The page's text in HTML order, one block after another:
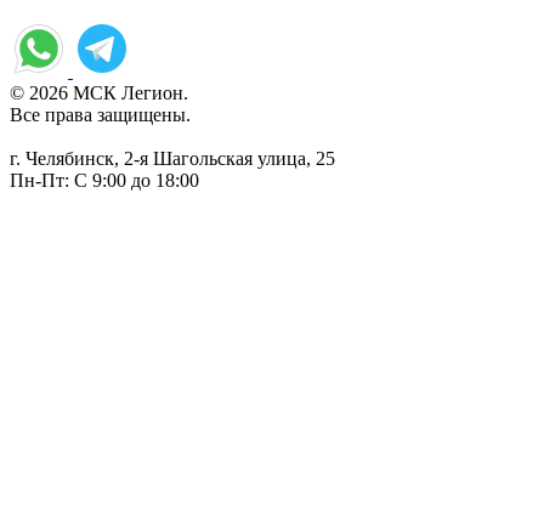
© 2026 МСК Легион.
Все права защищены.
г. Челябинск, 2-я Шагольская улица, 25
Пн-Пт: С 9:00 до 18:00